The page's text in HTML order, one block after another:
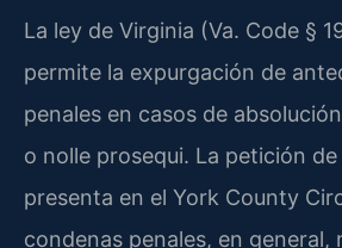
La ley de Virginia (Va. Code §
permite la expurgación de
penales en casos de
o nolle prosequi. La petición
presenta en el York County
condenas penales, en general,